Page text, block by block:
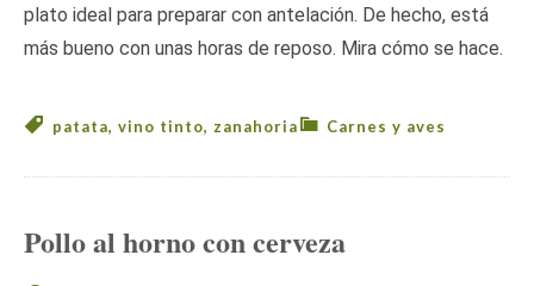
plato ideal para preparar con antelación. De hecho, está
más bueno con unas horas de reposo. Mira cómo se hace.
Carnes y aves
patata, vino tinto, zanahoria
Pollo al horno con cerveza